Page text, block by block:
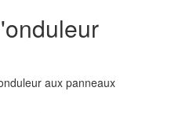
aux panneaux